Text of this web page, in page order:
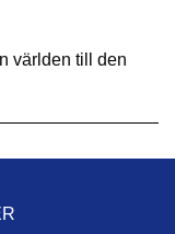
världen till den